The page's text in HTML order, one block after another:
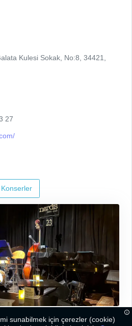
Kulesi Sokak, No:8, 34421,
27
sunabilmek için çerezler (cookie)